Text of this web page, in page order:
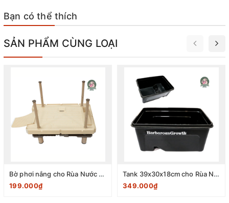
Bạn có thể thích
SẢN PHẨM CÙNG LOẠI
Bờ phơi nắng cho Rùa Nước dạng Tháp tự nổi kích thước 27.5x40.5x21.5cm
199.000₫
Tank 39x30x18cm cho Rùa Nước hãng Barbaruos Growth (Màu đen)
349.000₫